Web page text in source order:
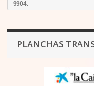
9904.
PLANCHAS